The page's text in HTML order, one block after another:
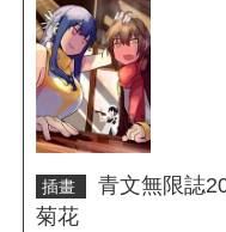
插畫
青文無限誌
菊花